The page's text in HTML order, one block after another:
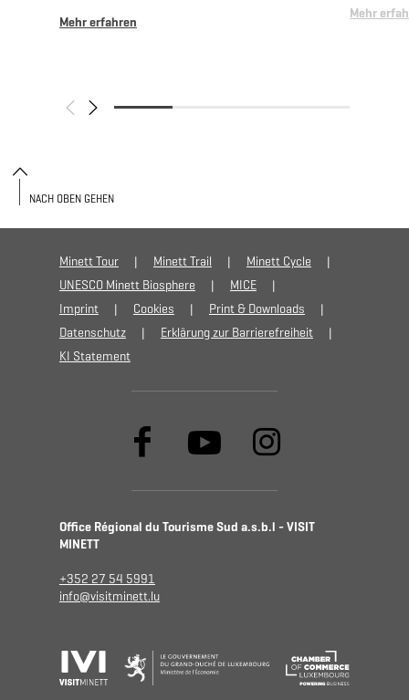
Mehr erfahren
Mehr
Minett Tour Minett Trail
Minett Cycle
UNESCO Minett Biosphere
MICE
Imprint
Cookies
Print & Downloads
Datenschutz
Erklärung zur Barrierefreiheit
KI Statement
Office Régional du Tourisme Sud a.s.b.l - VISIT
MINETT
+352 27 54 5991
info@visitminett.lu
NACH OBEN GEHEN